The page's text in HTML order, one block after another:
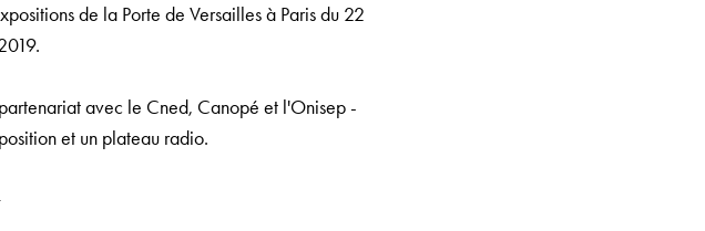
de la Porte de Versailles à Paris du 22
avec le Cned, Canopé et l'Onisep -
et un plateau radio.